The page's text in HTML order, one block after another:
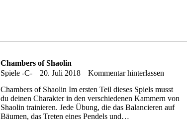
Chambers of Shaolin
Spiele -C-
20. Juli 2018
Kommentar hinterlassen
Chambers of Shaolin Im ersten Teil dieses Spiels musst
du deinen Charakter in den verschiedenen Kammern von
Shaolin trainieren. Jede Übung, die das Balancieren auf
Bäumen, das Treten eines Pendels und…